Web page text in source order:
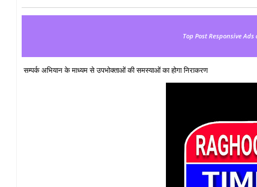
Top Post Responsive Ads
सम्पर्क अभियान के माध्यम से उपभोक्ताओं की समस्याओं का होगा निराकरण